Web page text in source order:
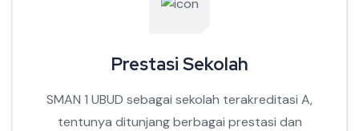
Prestasi Sekolah
SMAN 1 UBUD sebagai sekolah terakreditasi A,
tentunya ditunjang berbagai prestasi dan